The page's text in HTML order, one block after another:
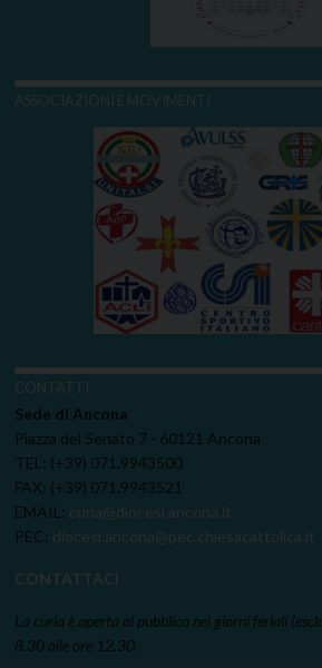
ASSOCIAZIONI E MOVIMENTI
CONTATTI
Sede di Ancona
Piazza del Senato 7 - 60121 Ancona
TEL: (+39) 071.9943500
FAX: (+39) 071.9943521
EMAIL: curia@diocesi.ancona.it
PEC: diocesi.ancona@pec.chiesacattolica.it
CONTATTACI
La curia è aperta al pubblico nei giorni feriali
8.30 alle ore 12.30.